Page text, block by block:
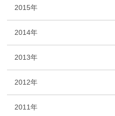
2015年
2014年
2013年
2012年
2011年